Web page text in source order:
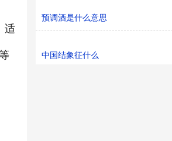
适
预调酒是什么意思
中国结象征什么